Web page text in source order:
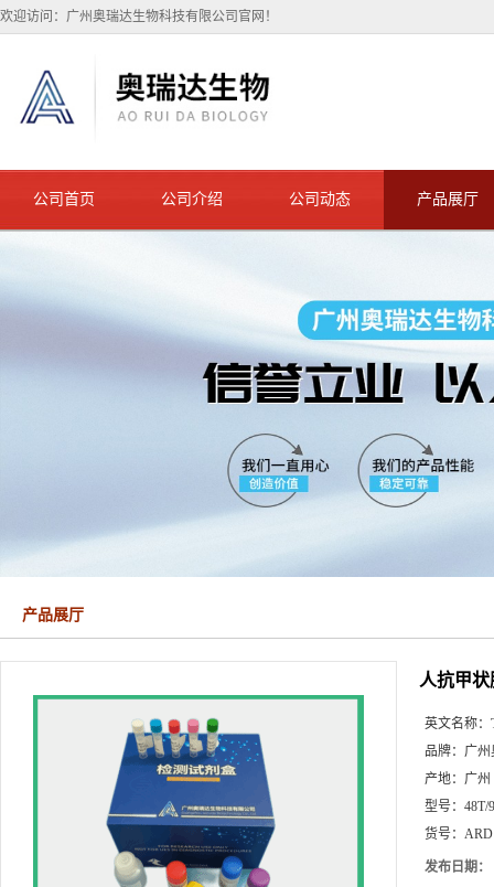
欢迎访问：广州奥瑞达生物科技有限公司官网！
公司首页 公司介绍 公司动态 产品展厅
产品展厅
人抗甲
英文名称：
品牌： 广州
产地： 广州
型号： 48T/
货号：
发布日期：